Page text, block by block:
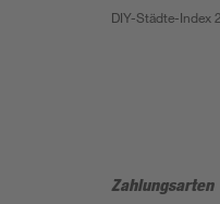
DIY-Städte-Index
Zahlungsarten